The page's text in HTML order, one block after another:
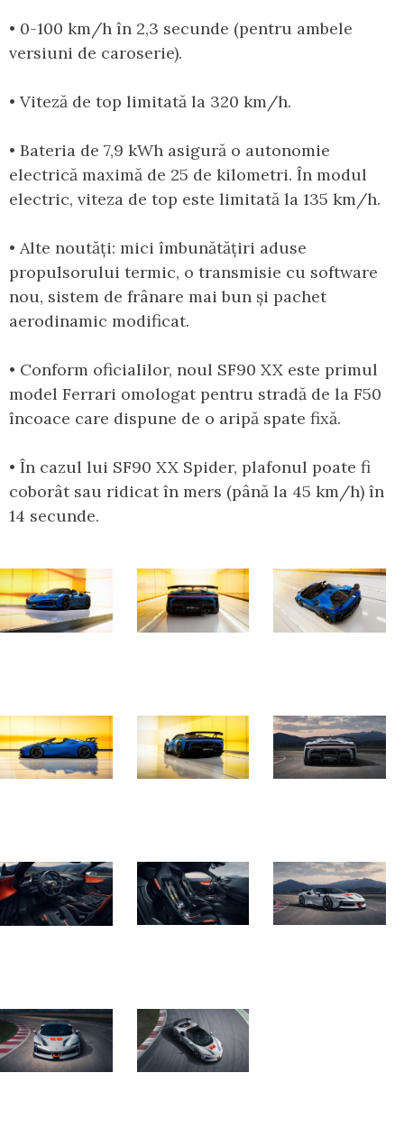
• 0-100 km/h în 2,3 secunde (pentru ambele
versiuni de caroserie).
• Viteză de top limitată la 320 km/h.
• Bateria de 7,9 kWh asigură o autonomie
electrică maximă de 25 de kilometri. În modul
electric, viteza de top este limitată la 135 km/h.
• Alte noutăți: mici îmbunătățiri aduse
propulsorului termic, o transmisie cu software
nou, sistem de frânare mai bun și pachet
aerodinamic modificat.
• Conform oficialilor, noul SF90 XX este primul
model Ferrari omologat pentru stradă de la F50
încoace care dispune de o aripă spate fixă.
• În cazul lui SF90 XX Spider, plafonul poate fi
coborât sau ridicat în mers (până la 45 km/h) în
14 secunde.